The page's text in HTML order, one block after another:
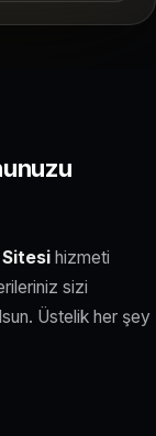
hizmeti
sizi
Üstelik her şey